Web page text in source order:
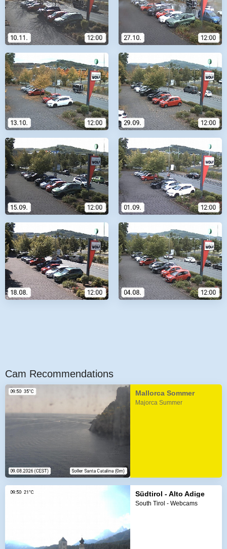
Cam Recommendations
Mallorca Sommer
Majorca Summer
Südtirol - Alto Adige
South Tirol - Webcams